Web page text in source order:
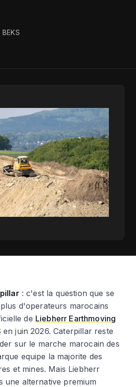
: c'est la question que se
d'operateurs marocains
de Liebherr Earthmoving
en juin 2026. Caterpillar reste
sur le marche marocain des
equipe la majorite des
et mines. Mais Liebherr
une alternative premium